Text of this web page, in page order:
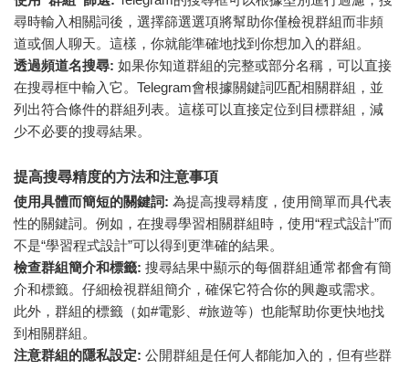
尋時輸入相關詞後，選擇篩選選項將幫助你僅檢視群組而非頻
道或個人聊天。這樣，你就能準確地找到你想加入的群組。
透過頻道名搜尋: 如果你知道群組的完整或部分名稱，可以直接
在搜尋框中輸入它。Telegram會根據關鍵詞匹配相關群組，並
列出符合條件的群組列表。這樣可以直接定位到目標群組，減
少不必要的搜尋結果。
提高搜尋精度的方法和注意事項
使用具體而簡短的關鍵詞: 為提高搜尋精度，使用簡單而具代表
性的關鍵詞。例如，在搜尋學習相關群組時，使用“程式設計”而
不是“學習程式設計”可以得到更準確的結果。
檢查群組簡介和標籤: 搜尋結果中顯示的每個群組通常都會有簡
介和標籤。仔細檢視群組簡介，確保它符合你的興趣或需求。
此外，群組的標籤（如#電影、#旅遊等）也能幫助你更快地找
到相關群組。
注意群組的隱私設定: 公開群組是任何人都能加入的，但有些群